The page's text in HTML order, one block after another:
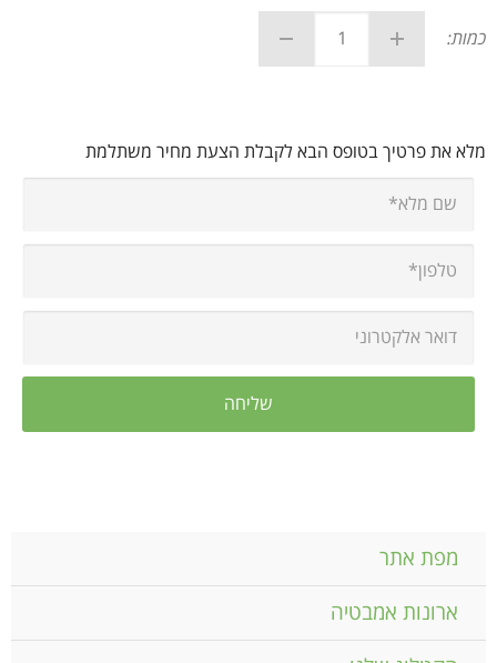
כמות:
מלא את פרטיך בטופס הבא לקבלת הצעת מחיר משתלמת
מפת אתר
ארונות אמבטיה